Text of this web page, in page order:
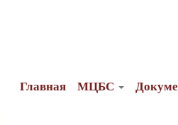
Главная МЦБС